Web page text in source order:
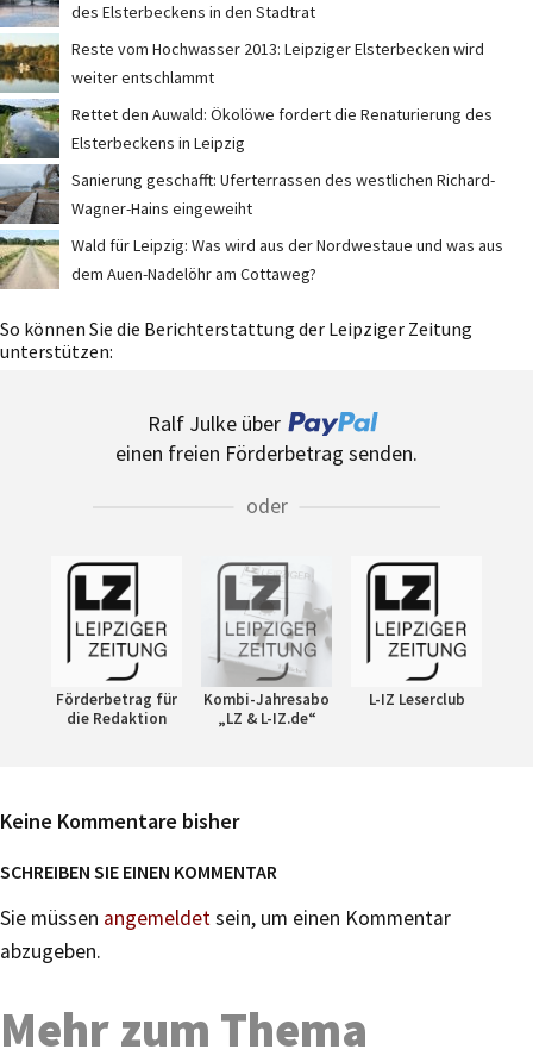
des Elsterbeckens in den Stadtrat
Reste vom Hochwasser 2013: Leipziger Elsterbecken wird
weiter entschlammt
Rettet den Auwald: Ökolöwe fordert die Renaturierung des
Elsterbeckens in Leipzig
Sanierung geschafft: Uferterrassen des westlichen Richard-
Wagner-Hains eingeweiht
Wald für Leipzig: Was wird aus der Nordwestaue und was aus
dem Auen-Nadelöhr am Cottaweg?
So können Sie die Berichterstattung der Leipziger Zeitung
unterstützen:
Ralf Julke über
einen freien Förderbetrag senden.
oder
Förderbetrag für
die Redaktion
Kombi-Jahresabo
„LZ & L-IZ.de“
L-IZ Leserclub
Keine Kommentare bisher
SCHREIBEN SIE EINEN KOMMENTAR
Sie müssen angemeldetsein, um einen Kommentar
abzugeben.
Mehr zum Thema